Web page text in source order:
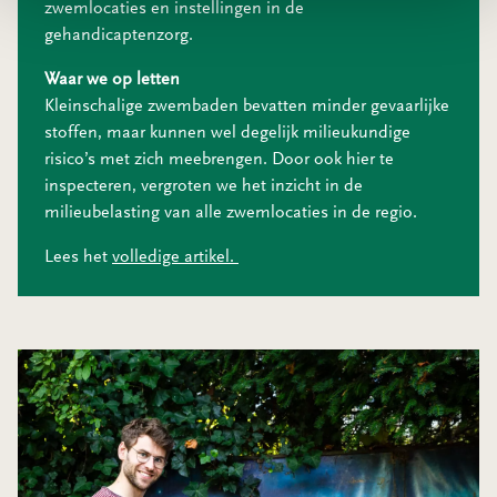
zwemlocaties en instellingen in de
gehandicaptenzorg.
Waar we op letten
Kleinschalige zwembaden bevatten minder gevaarlijke
stoffen, maar kunnen wel degelijk milieukundige
risico’s met zich meebrengen. Door ook hier te
inspecteren, vergroten we het inzicht in de
milieubelasting van alle zwemlocaties in de regio.
Lees het volledige artikel.